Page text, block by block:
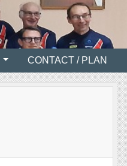
CONTACT / PLAN